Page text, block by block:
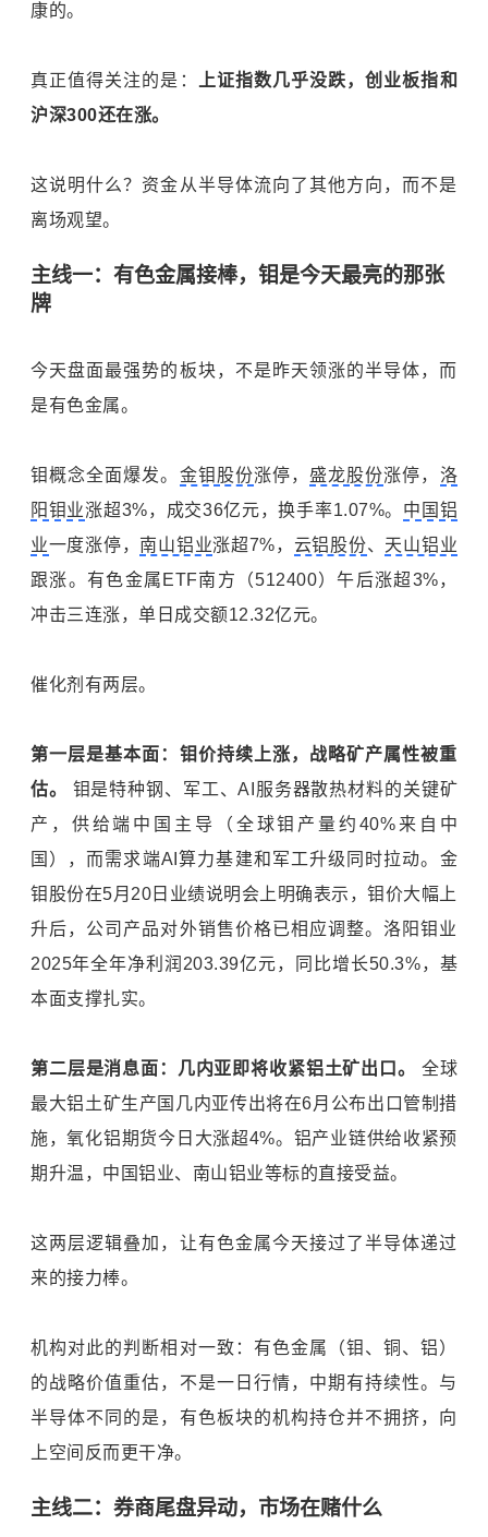
康的。
真正值得关注的是：
上证指数几乎没跌，创业板指和
沪深300还在涨。
这说明什么？资金从半导体流向了其他方向，而不是
离场观望。
主线一：有色金属接棒，钼是今天最亮的那张
牌
今天盘面最强势的板块，不是昨天领涨的半导体，而
是有色金属。
钼概念全面爆发。 金钼股份涨停， 盛龙股份涨停， 洛
阳钼业涨超3%，成交36亿元，换手率1.07%。 中国铝
业一度涨停， 南山铝业涨超7%， 云铝股份、 天山铝业
跟涨。有色金属ETF南方（512400）午后涨超3%，
冲击三连涨，单日成交额12.32亿元。
催化剂有两层。
第一层是基本面：钼价持续上涨，战略矿产属性被重
估。
钼是特种钢、军工、AI服务器散热材料的关键矿
产，供给端中国主导（全球钼产量约40%来自中
国），而需求端AI算力基建和军工升级同时拉动。金
钼股份在5月20日业绩说明会上明确表示，钼价大幅上
升后，公司产品对外销售价格已相应调整。洛阳钼业
2025年全年净利润203.39亿元，同比增长50.3%，基
本面支撑扎实。
第二层是消息面：几内亚即将收紧铝土矿出口。
全球
最大铝土矿生产国几内亚传出将在6月公布出口管制措
施，氧化铝期货今日大涨超4%。铝产业链供给收紧预
期升温，中国铝业、南山铝业等标的直接受益。
这两层逻辑叠加，让有色金属今天接过了半导体递过
来的接力棒。
机构对此的判断相对一致：有色金属（钼、铜、铝）
的战略价值重估，不是一日行情，中期有持续性。与
半导体不同的是，有色板块的机构持仓并不拥挤，向
上空间反而更干净。
主线二：券商尾盘异动，市场在赌什么